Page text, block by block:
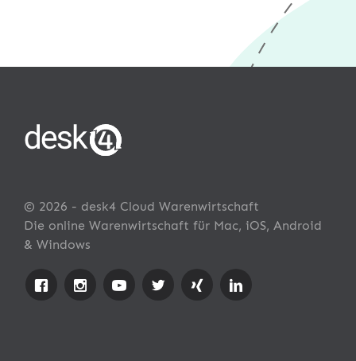
© 2026 - desk4 Cloud Warenwirtschaft
Die online Warenwirtschaft für Mac, iOS, Android
& Windows